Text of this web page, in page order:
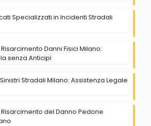
Specializzati in Incidenti Stradali
Danni Fisici Milano:
senza Anticipi
Stradali Milano: Assistenza Legale
del Danno Pedone